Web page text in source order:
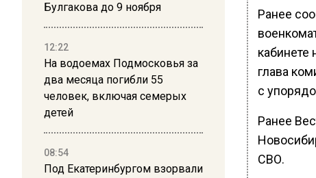
Булгакова до 9 ноября
12:22
На водоемах Подмосковья за
два месяца погибли 55
человек, включая семерых
детей
08:54
Под Екатеринбургом взорвали
Ранее
кабинете
глава
с
Ранее
СВО.